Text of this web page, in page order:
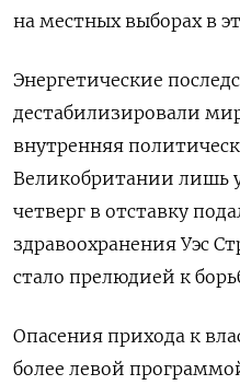
на местных выборах в
Энергетические
дестабилизировали
внутренняя
Великобритании ​лишь
четверг в отставку
здравоохранения Уэс
стало прелюдией к
Опасения прихода к
более левой